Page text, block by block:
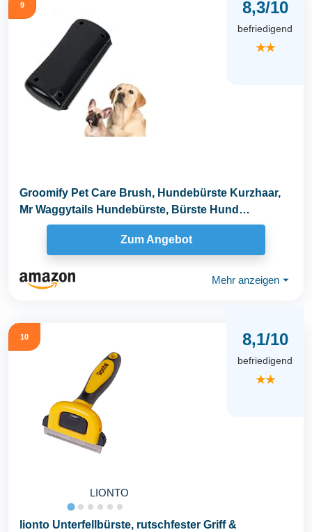
9 8,3/10
befriedigend
★★
Groomify Pet Care Brush, Hundebürste Kurzhaar,
Mr Waggytails Hundebürste, Bürste Hund
Kurzhaar...
Zum Angebot
Mehr anzeigen ⏷
10
LIONTO
8,1/10
befriedigend
★★
lionto Unterfellbürste, rutschfester Griff &